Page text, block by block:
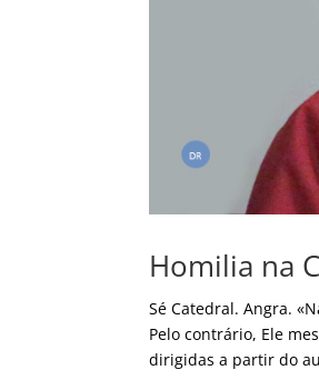
Homilia na
Sé Catedral. Angra.
Pelo contrário, Ele
dirigidas a partir do